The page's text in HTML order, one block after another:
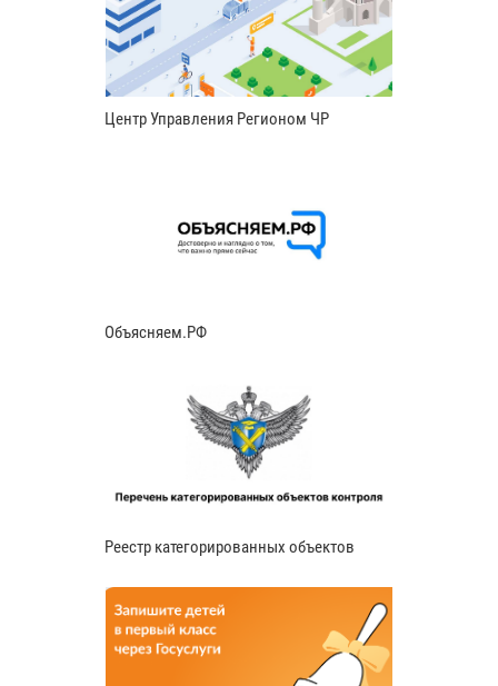
Центр Управления Регионом ЧР
Объясняем.РФ
Реестр категорированных объектов